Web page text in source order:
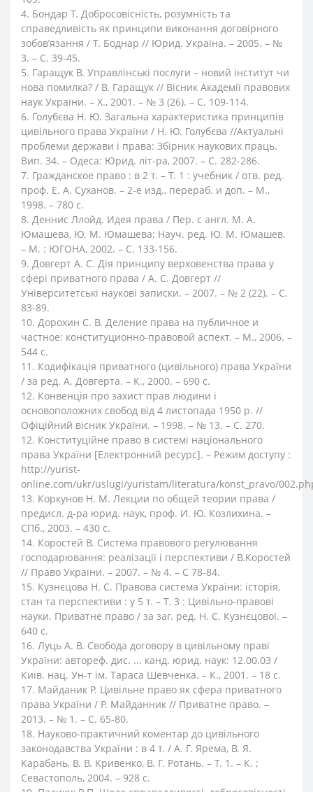
4. Бондар Т. Добросовісність, розумність та
справедливість як принципи виконання договірного
зобов’язання / Т. Боднар // Юрид. Україна. – 2005. – №
3. – С. 39-45.
5. Гаращук В. Управлінські послуги – новий інститут чи
нова помилка? / В. Гаращук // Вісник Академії правових
наук України. – Х., 2001. – № 3 (26). – С. 109-114.
6. Голубєва Н. Ю. Загальна характеристика принципів
цивільного права України / Н. Ю. Голубєва //Актуальні
проблеми держави і права: Збірник наукових праць.
Вип. 34. – Одеса: Юрид. літ-ра, 2007. – С. 282-286.
7. Гражданское право : в 2 т. – Т. 1 : учебник / отв. ред.
проф. Е. А. Суханов. – 2-е изд., перераб. и доп. – М.,
1998. – 780 с.
8. Деннис Ллойд. Идея права / Пер. с англ. М. А.
Юмашева, Ю. М. Юмашева; Науч. ред. Ю. М. Юмашев.
– М. : ЮГОНА, 2002. – С. 133-156.
9. Довгерт А. С. Дія принципу верховенства права у
сфері приватного права / А. С. Довгерт //
Університетські наукові записки. – 2007. – № 2 (22). – С.
83-89.
10. Дорохин С. В. Деление права на публичное и
частное: конституционно-правовой аспект. – М., 2006. –
544 с.
11. Кодифікація приватного (цивільного) права України
/ за ред. А. Довгерта. – К., 2000. – 690 с.
12. Конвенція про захист прав людини і
основоположних свобод від 4 листопада 1950 р. //
Офіційний вісник України. – 1998. – № 13. – С. 270.
12. Конституційне право в системі національного
права України [Електронний ресурс]. – Режим доступу :
http://yurist-
online.com/ukr/uslugi/yuristam/literatura/konst_pravo/
13. Коркунов Н. М. Лекции по общей теории права /
предисл. д-ра юрид. наук, проф. И. Ю. Козлихина. –
СПб., 2003. – 430 с.
14. Коростей В. Система правового регулювання
господарювання: реалізації і перспективи / В.Коростей
// Право України. – 2007. – № 4. – С 78-84.
15. Кузнєцова Н. С. Правова система України: історія,
стан та перспективи : у 5 т. – Т. 3 : Цивільно-правові
науки. Приватне право / за заг. ред. Н. С. Кузнєцової. –
640 с.
16. Луць А. В. Свобода договору в цивільному праві
України: автореф. дис. ... канд. юрид. наук: 12.00.03 /
Київ. нац. Ун-т ім. Тараса Шевченка. – К., 2001. – 18 с.
17. Майданик Р. Цивільне право як сфера приватного
права України / Р. Майданник // Приватне право. –
2013. – № 1. – С. 65-80.
18. Науково-практичний коментар до цивільного
законодавства України : в 4 т. / А. Г. Ярема, В. Я.
Карабань, В. В. Кривенко, В. Г. Ротань. – Т. 1. – К. ;
Севастополь, 2004. – 928 с.